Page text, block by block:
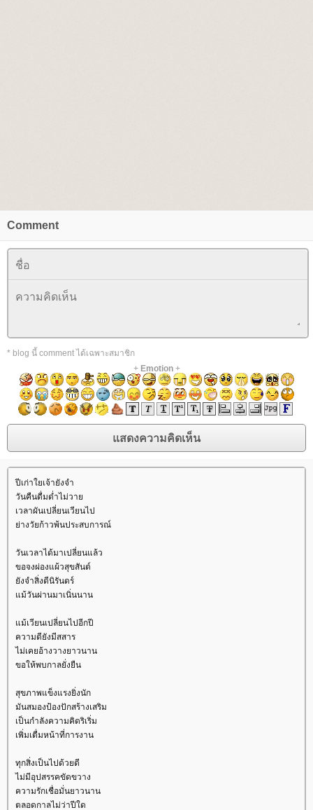
Comment
* blog นี้ comment ได้เฉพาะสมาชิก
+ Emotion+
ปีเก่าใยเจ้ายังจำ
วันคืนดื่มด่ำไม่วา
เวลาผันเปลี่ยนเวียนไป
่างวัยก้าวพ้นประสบการณ์
วันเวลาได้มาเปลี่ยนแล้ว
ขอจงผ่องแผ้วสุขสันต์
ังจำสิ่งดีนิรันดร์
ม้วันผ่านมาเนิ่นนาน
ม้เวียนเปลี่ยนไปอีกปี
ความดียังมีสสาร
ไม่เคยอ้างวางยาวนาน
ขอให้พบกาลยั่งยืน
สุขภาพแข็งแรงยิ่งนัก
มันสมองป้องปักสร้างเสริม
เป็นกำลังความคิดริเริ่ม
เพิ่มเตื่มหน้าที่การงาน
ทุกสิ่งเป็นไปด้วยดี
ไม่มีอุปสรรคขัดขวาง
ความรักเชื่อมั่นยาวนาน
ตลอดกาลไม่ว่าปีใด